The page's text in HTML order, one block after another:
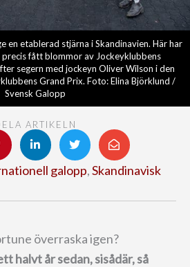
en etablerad stjärna i Skandinavien. Här har
precis fått blommor av Jockeyklubbens
segern med jockeyn Oliver Wilson i den
Grand Prix. Foto: Elina Björklund /
Svensk Galopp
ARTIKELN
galopp,Skandinavisk
överraska igen?
halvt år sedan, sisådär, så